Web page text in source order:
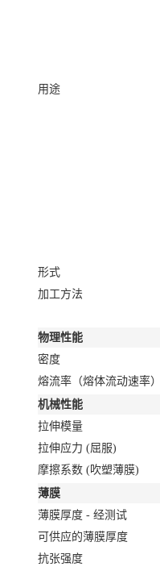
用途
形式
加工方法
物理性能
密度
熔流率（熔体流动速率）
机械性能
拉伸模量
拉伸应力 (屈服)
摩擦系数 (吹塑薄膜)
薄膜
薄膜厚度 - 经测试
可供应的薄膜厚度
抗张强度